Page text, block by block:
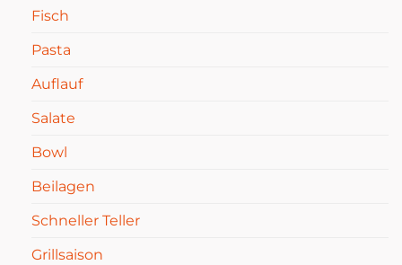
Fisch
Pasta
Auflauf
Salate
Bowl
Beilagen
Schneller Teller
Grillsaison